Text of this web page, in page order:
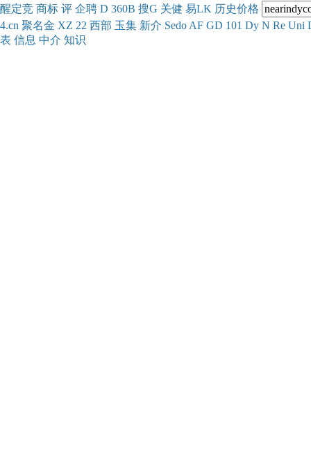
醒定竞 商标 评 企聘 D 360B 搜G 关健 易LK 历史价格
4.cn 聚名金 XZ 22 西部 玉集 新介 Sedo AF GD 101 Dy N Re Uni
表 信息 中介 知识